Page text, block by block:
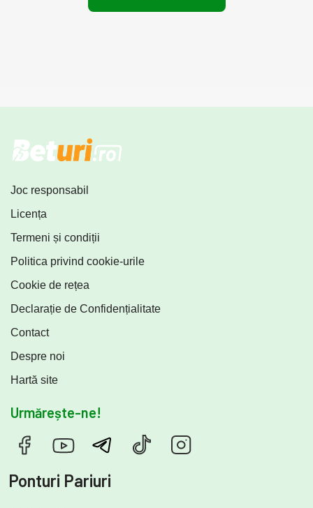
Joc responsabil
Licența
Termeni și condiții
Politica privind cookie-urile
Cookie de rețea
Declarație de Confidențialitate
Contact
Despre noi
Hartă site
Urmărește-ne!
Ponturi Pariuri